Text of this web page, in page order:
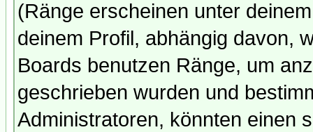
(Ränge erscheinen unter
deinem Profil, abhängig davon,
Boards benutzen Ränge, um
geschrieben wurden und
Administratoren, könnten einen